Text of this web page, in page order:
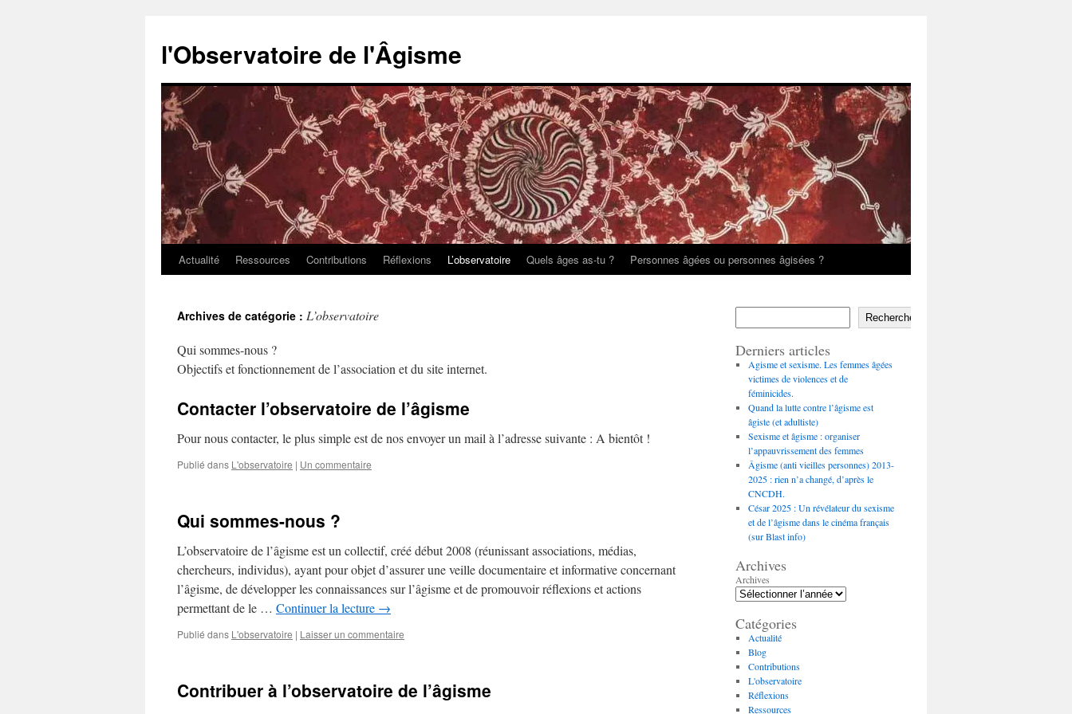
l'Observatoire de l'Âgisme
Aller
contenu
Actualité Ressources Contributions Réflexions L’observatoire Quels âges as-tu ? Personnes âgées ou personnes âgisées ?
Archives de catégorie : L’observatoire
Qui sommes-nous ?
Objectifs et fonctionnement de l’association et du site internet.
Contacter l’observatoire de l’âgisme
Pour nous contacter, le plus simple est de nos envoyer un mail à l’adresse suivante : A bientôt !
Publié dans L'observatoire | Un commentaire
Qui sommes-nous ?
L’observatoire de l’âgisme est un collectif, créé début 2008 (réunissant associations, médias,
chercheurs, individus), ayant pour objet d’assurer une veille documentaire et informative concernant
l’âgisme, de développer les connaissances sur l’âgisme et de promouvoir réflexions et actions
permettant de le … Continuer la lecture →
Publié dans L'observatoire | Laisser un commentaire
Contribuer à l’observatoire de l’âgisme
Rechercher
Derniers articles
Agisme et sexisme. Les femmes âgées
victimes de violences et de
féminicides.
Quand la lutte contre l’âgisme est
âgiste (et adultiste)
Sexisme et âgisme : organiser
l’appauvrissement des femmes
Âgisme (anti vieilles personnes) 2013-
2025 : rien n’a changé, d’après le
CNCDH.
César 2025 : Un révélateur du sexisme
et de l’âgisme dans le cinéma français
(sur Blast info)
Archives
Archives
Catégories
Actualité
Blog
Contributions
L'observatoire
Réflexions
Ressources